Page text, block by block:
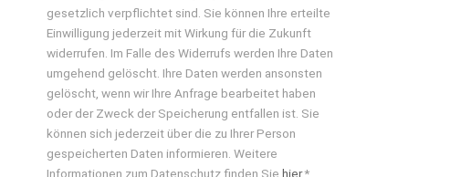
gesetzlich verpflichtet sind. Sie können Ihre erteilte
Einwilligung jederzeit mit Wirkung für die Zukunft
widerrufen. Im Falle des Widerrufs werden Ihre Daten
umgehend gelöscht. Ihre Daten werden ansonsten
gelöscht, wenn wir Ihre Anfrage bearbeitet haben
oder der Zweck der Speicherung entfallen ist. Sie
können sich jederzeit über die zu Ihrer Person
gespeicherten Daten informieren. Weitere
Informationen zum Datenschutz finden Siehier.*